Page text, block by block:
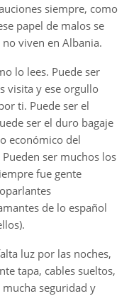
siempre, como
papel de malos se
viven en Albania.
lo lees. Puede ser
visita y ese orgullo
ti. Puede ser el
ser el duro bagaje
económico del
ser muchos los
fue gente
de lo español
luz por las noches,
tapa, cables sueltos,
seguridad y